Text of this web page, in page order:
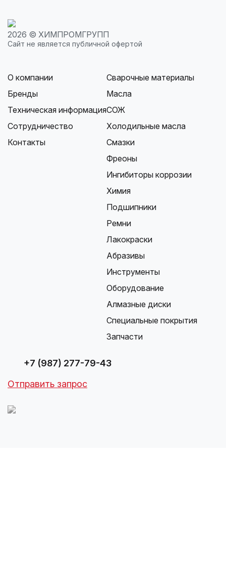
2026 © ХИМПРОМГРУПП
Сайт не является публичной офертой
О компании
Бренды
Техническая информация
Сотрудничество
Контакты
Сварочные материалы
Масла
СОЖ
Холодильные масла
Смазки
Фреоны
Ингибиторы коррозии
Химия
Подшипники
Ремни
Лакокраски
Абразивы
Инструменты
Оборудование
Алмазные диски
Специальные покрытия
Запчасти
+7 (987) 277-79-43
Отправить запрос